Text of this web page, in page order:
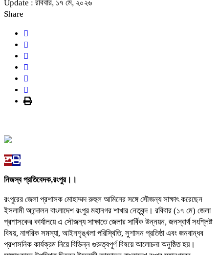
Update : রবিবার, ১৭ মে, ২০২৬
Share
নিজস্ব প্রতিবেদক,রংপুর।।
রংপুরের জেলা প্রশাসক মোহাম্মদ রুহুল আমিনের সঙ্গে সৌজন্য সাক্ষাৎ করেছেন
ইসলামী আন্দোলন বাংলাদেশ রংপুর মহানগর শাখার নেতৃবৃন্দ। রবিবার (১৭ মে) জেলা
প্রশাসকের কার্যালয়ে এ সৌজন্য সাক্ষাতে জেলার সার্বিক উন্নয়ন, জনস্বার্থ সংশ্লিষ্ট
বিষয়, নাগরিক সমস্যা, আইনশৃঙ্খলা পরিস্থিতি, সুশাসন প্রতিষ্ঠা এবং জনবান্ধব
প্রশাসনিক কার্যক্রম নিয়ে বিভিন্ন গুরুত্বপূর্ণ বিষয়ে আলোচনা অনুষ্ঠিত হয়।